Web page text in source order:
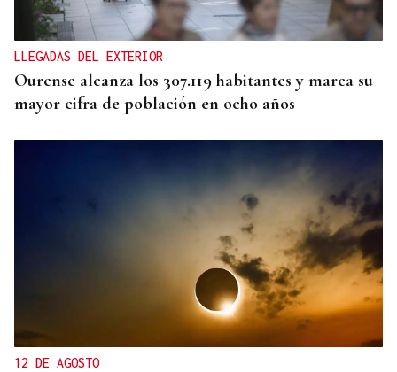
LLEGADAS DEL EXTERIOR
Ourense alcanza los 307.119 habitantes y marca su
mayor cifra de población en ocho años
12 DE AGOSTO